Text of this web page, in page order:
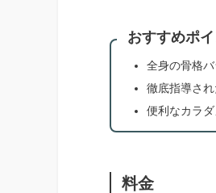
おすすめポイ
全身の骨格
徹底指導さ
便利なカラ
料金